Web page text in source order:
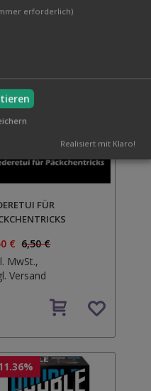
FÜR
€ 6,50 €
MwSt.,
Versand
den
erforderlich)
Realisiert mit Klaro!